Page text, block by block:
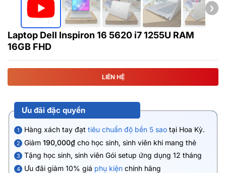
❯
Laptop Dell Inspiron 16 5620 i7 1255U RAM
16GB FHD
LIÊN HỆ
Ưu đãi đặc quyền
1 Hàng xách tay đạt tiêu chuẩn độ bền 5 sao tại Hoa Kỳ.
2 Giảm 190,000₫ cho học sinh, sinh viên khi mang thẻ
3 Tặng học sinh, sinh viên Gói setup ứng dụng 12 tháng
4 Ưu đãi giảm 10% giá phụ kiện chính hãng